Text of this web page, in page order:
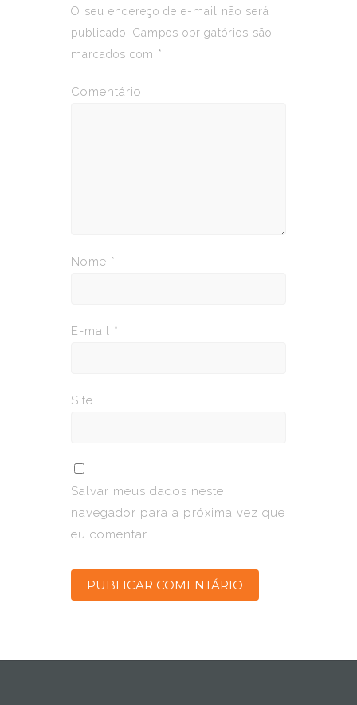
O seu endereço de e-mail não será
publicado.
Campos obrigatórios são
marcados com *
Comentário
Nome *
E-mail *
Site
Salvar meus dados neste
navegador para a próxima vez que
eu comentar.